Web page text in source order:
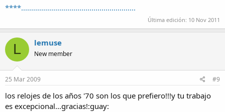
****.........................................................
Última edición: 10 Nov 2011
L lemuse
New member
25 Mar 2009 #9
los relojes de los años '70 son los que prefiero!!!y tu trabajo
es excepcional...gracias!:guay: